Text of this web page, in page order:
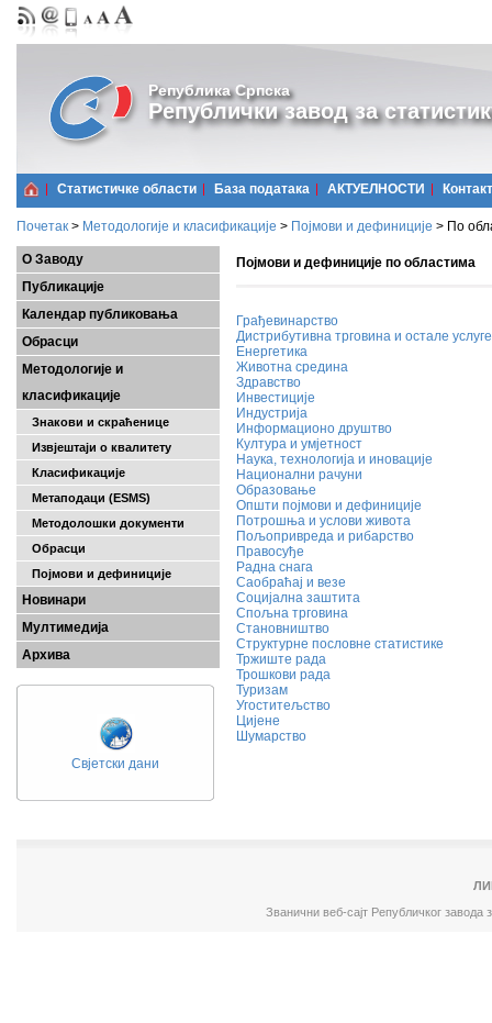
Република Српска
Републички завод за
Статистичке области Базa података АКТУЕЛНОСТИ Контакт
Почетак > Методологије и класификације > Појмови и дефиниције > По
О Заводу
Публикације
Календар публиковања
Обрасци
Методологије и
класификације
Знакови и скраћенице
Извјештаји о квалитету
Класификације
Метаподаци (ESMS)
Методолошки документи
Обрасци
Појмови и дефиниције
Новинари
Мултимедија
Архива
Свјетски дани
Појмови и дефиниције по областима
Грађевинарство
Дистрибутивна трговина и остале услуге
Енергетика
Животна средина
Здравство
Инвестиције
Индустрија
Информационо друштво
Култура и умјетност
Наука, технологија и иновације
Национални рачуни
Образовање
Општи појмови и дефиниције
Потрошња и услови живота
Пољопривреда и рибарство
Правосуђе
Радна снага
Саобраћај и везе
Социјална заштита
Спољна трговина
Становништво
Структурне пословне статистике
Тржиште рада
Трошкови рада
Туризам
Угоститељство
Цијене
Шумарство
Званични веб-сајт Републичког